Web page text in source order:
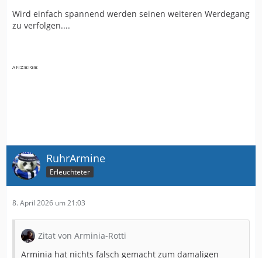
Wird einfach spannend werden seinen weiteren Werdegang
zu verfolgen....
RuhrArmine
Erleuchteter
8. April 2026 um 21:03
Zitat von Arminia-Rotti
Arminia hat nichts falsch gemacht zum damaligen